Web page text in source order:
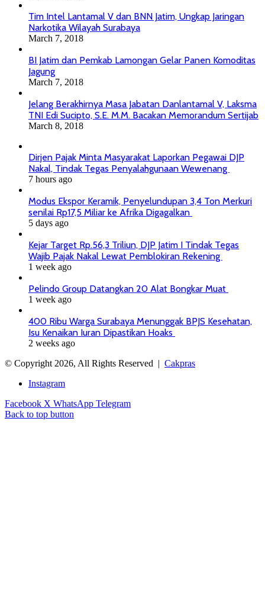
Tim Intel Lantamal V dan BNN Jatim, Ungkap Jaringan
Narkotika Wilayah Surabaya
March 7, 2018
BI Jatim dan Pemkab Lamongan Gelar Panen Komoditas
Jagung
March 7, 2018
Jelang Berakhirnya Masa Jabatan Danlantamal V, Laksma
TNI Edi Sucipto, S.E. M.M. Bacakan Memorandum Sertijab
March 8, 2018
Dirjen Pajak Minta Masyarakat Laporkan Pegawai DJP
Nakal, Tindak Tegas Penyalahgunaan Wewenang
7 hours ago
Modus Ekspor Keramik, Penyelundupan 3,4 Ton Merkuri
senilai Rp17,5 Miliar ke Afrika Digagalkan
5 days ago
Kejar Target Rp.56,3 Triliun, DJP Jatim I Tindak Tegas
Wajib Pajak Nakal Lewat Pemblokiran Rekening
1 week ago
Pelindo Group Datangkan 20 Alat Bongkar Muat
1 week ago
400 Ribu Warga Surabaya Menunggak BPJS Kesehatan,
Isu Kenaikan Iuran Dipastikan Hoaks
2 weeks ago
© Copyright 2026, All Rights Reserved | Cakpras
Instagram
Facebook X WhatsApp Telegram
Back to top button